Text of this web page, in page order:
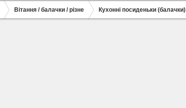
Вітання / балачки / різне Кухонні посиденьки (балачки)